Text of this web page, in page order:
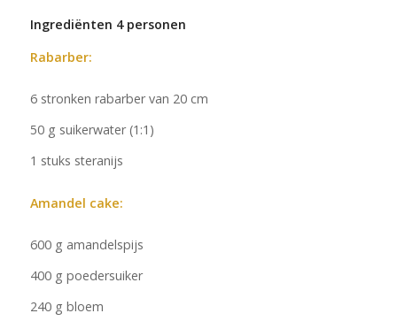
Ingrediënten 4 personen
Rabarber:
6 stronken rabarber van 20 cm
50 g suikerwater (1:1)
1 stuks steranijs
Amandel cake:
600 g amandelspijs
400 g poedersuiker
240 g bloem